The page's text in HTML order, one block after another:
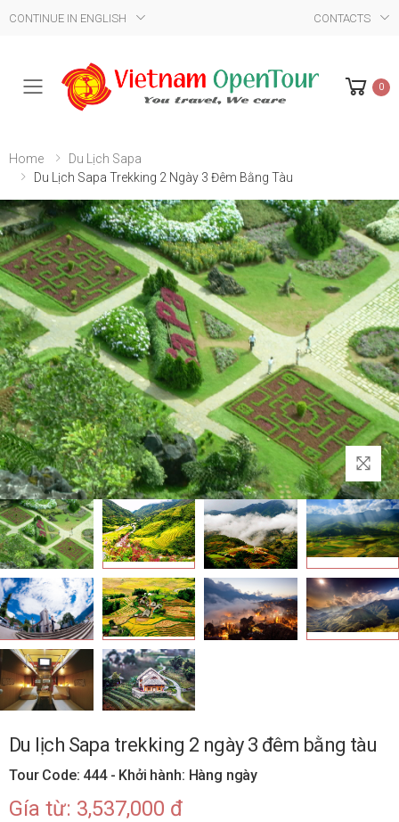
CONTINUE IN ENGLISH CONTACTS
Mobile Menu 0
Home
Du Lịch Sapa
Du Lịch Sapa Trekking 2 Ngày 3 Đêm Bằng Tàu
Du lịch Sapa trekking 2 ngày 3 đêm bằng tàu
Tour Code: 444 - Khởi hành: Hàng ngày
Gía từ: 3,537,000 đ